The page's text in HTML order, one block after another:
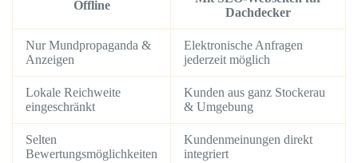
Offline
Dachdecker
Nur Mundpropaganda &
Anzeigen
Elektronische Anfragen
jederzeit möglich
Lokale Reichweite
eingeschränkt
Kunden aus ganz Stockerau
& Umgebung
Selten
Bewertungsmöglichkeiten
Kundenmeinungen direkt
integriert